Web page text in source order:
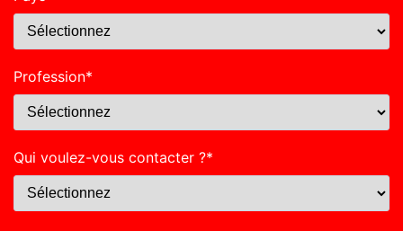
Profession*
Qui voulez-vous contacter ?*